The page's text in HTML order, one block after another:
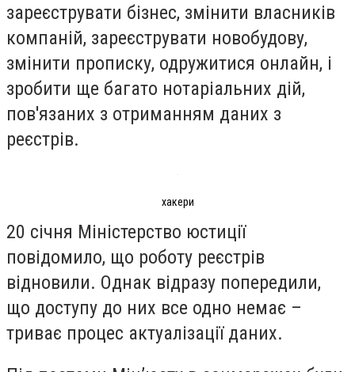
зареєструвати бізнес, змінити власників
компаній, зареєструвати новобудову,
змінити прописку, одружитися онлайн, і
зробити ще багато нотаріальних дій,
пов'язаних з отриманням даних з
реєстрів.
хакери
20 січня Міністерство юстиції
повідомило, що роботу реєстрів
відновили. Однак відразу попередили,
що доступу до них все одно немає –
триває процес актуалізації даних.